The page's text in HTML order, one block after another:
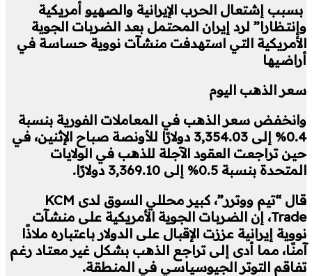
بسبب إشتعال الحرب الإيرانية والصهيو أمريكية
وإنتظارا” لرد إيران المحتمل بعد الضربات الجوية
الأمريكية التي استهدفت منشآت نووية حساسة في
أراضيها
سعر الذهب اليوم
وانخفض سعر الذهب في المعاملات الفورية بنسبة
0.4% إلى 3,354.03 دولارًا للأونصة صباح الإثنين، في
حين تراجعت العقود الآجلة للذهب في الولايات
المتحدة بنسبة 0.5% إلى 3,369.10 دولارًا.
قال “تيم ووترر”، كبير محللي السوق لدى KCM
Trade، إن الضربات الجوية الأمريكية على منشآت
نووية إيرانية عززت الإقبال على الدولار باعتباره ملاذًا
آمنًا، مما أدى إلى تراجع الذهب بشكل غير معتاد رغم
تفاقم التوتر الجيوسياسي في المنطقة.